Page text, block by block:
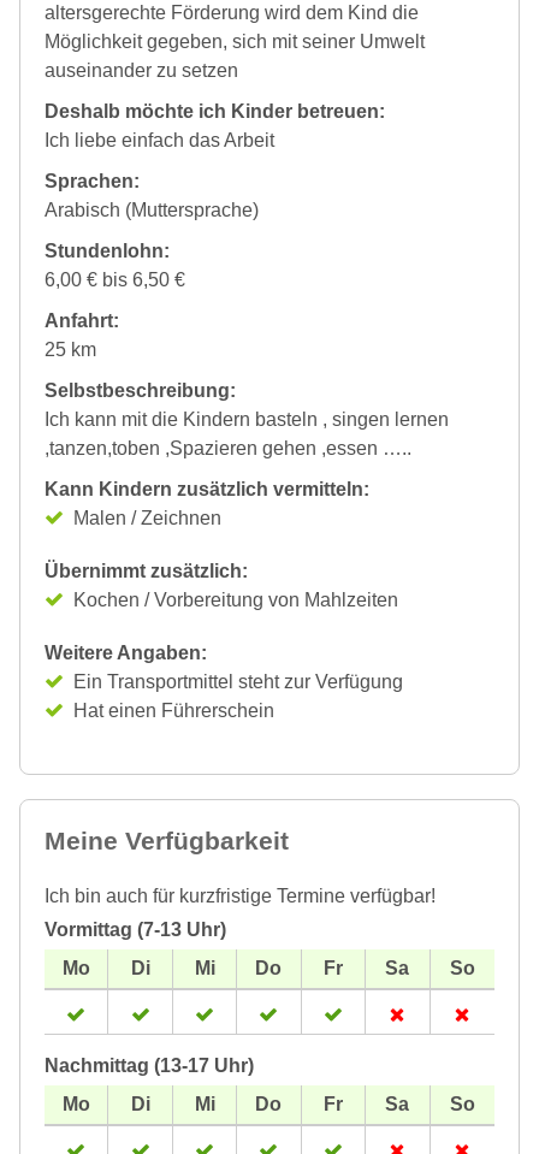
altersgerechte Förderung wird dem Kind die
Möglichkeit gegeben, sich mit seiner Umwelt
auseinander zu setzen
Deshalb möchte ich Kinder betreuen:
Ich liebe einfach das Arbeit
Sprachen:
Arabisch (Muttersprache)
Stundenlohn:
6,00 € bis 6,50 €
Anfahrt:
25 km
Selbstbeschreibung:
Ich kann mit die Kindern basteln , singen lernen
,tanzen,toben ,Spazieren gehen ,essen …..
Kann Kindern zusätzlich vermitteln:
Malen / Zeichnen
Übernimmt zusätzlich:
Kochen / Vorbereitung von Mahlzeiten
Weitere Angaben:
Ein Transportmittel steht zur Verfügung
Hat einen Führerschein
Meine Verfügbarkeit
Ich bin auch für kurzfristige Termine verfügbar!
Vormittag (7-13 Uhr)
Nachmittag (13-17 Uhr)